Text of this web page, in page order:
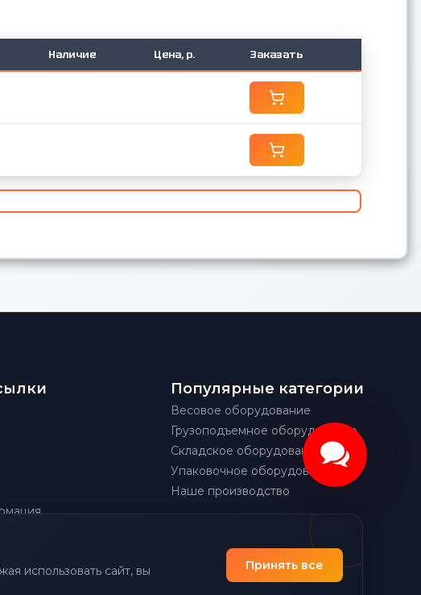
Наличие Цена, р. Заказать
использовать сайт, вы
Принять все
Популярные категории
Весовое оборудование
Грузоподъемное оборудование
Складское оборудование
Упаковочное оборудование
Наше производство